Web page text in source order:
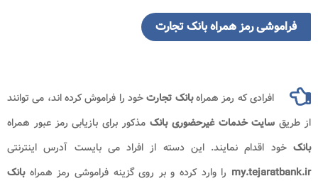
فراموشی رمز همراه بانک تجارت
افرادی که رمز همراهبانک تجارتخود را فراموش کرده اند، می توانند
از طریق سایت خدمات غیرحضوری بانک مذکور برای بازیابی رمز عبور همراه
بانکخود اقدام نمایند. این دسته از افراد می بایست آدرس اینترنتی
my.tejaratbank.ir را وارد کرده و بر روی گزینه فراموشی رمز همراهبانک